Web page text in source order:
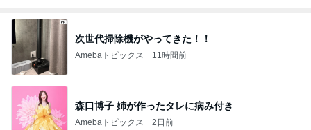
次世代掃除機がやってきた！！
Amebaトピックス 11時間前
森口博子 姉が作ったタレに病み付き
Amebaトピックス 2日前